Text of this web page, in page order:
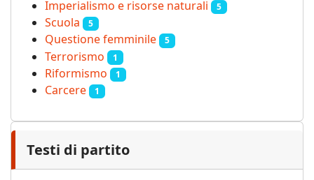
Imperialismo e risorse naturali 5
Scuola 5
Questione femminile 5
Terrorismo 1
Riformismo 1
Carcere 1
Testi di partito